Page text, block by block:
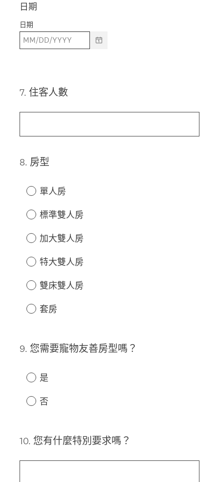
日期
日期
Question
7. 住客人數
Question
8. 房型
單人房
標準雙人房
加大雙人房
特大雙人房
雙床雙人房
套房
Question
9. 您需要寵物友善房型嗎？
是
否
Question
10. 您有什麼特別要求嗎？